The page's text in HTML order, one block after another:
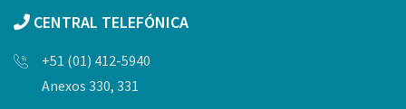
CENTRAL TELEFÓNICA
+51 (01) 412-5940
Anexos 330, 331